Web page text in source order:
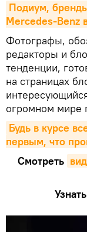
Подиум,
Mercedes-Benz
Фотографы,
редакторы и
тенденции,
на страницах
огромном мире
Будь в курсе
первым, что
Смотреть
Узнать